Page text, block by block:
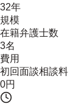
32年
規模
在籍弁護士数
3名
費用
初回面談相談料
0円